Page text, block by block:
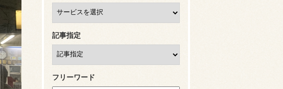
記事指定
フリーワード